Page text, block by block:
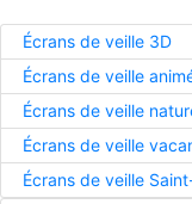
Écrans de veille 3D
Écrans de veille
Écrans de veille
Écrans de veille
Écrans de veille